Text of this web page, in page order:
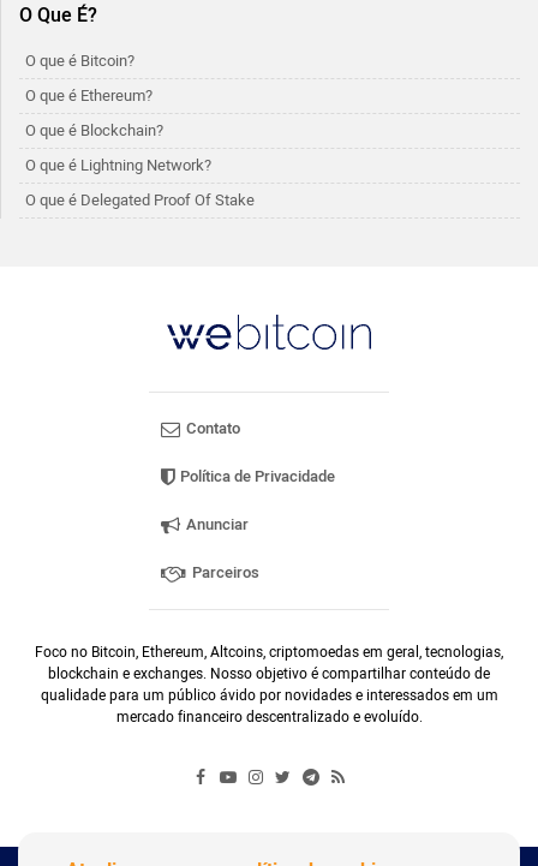
O Que É?
O que é Bitcoin?
O que é Ethereum?
O que é Blockchain?
O que é Lightning Network?
O que é Delegated Proof Of Stake
Contato
Política de Privacidade
Anunciar
Parceiros
Foco no Bitcoin, Ethereum, Altcoins, criptomoedas em geral, tecnologias,
blockchain e exchanges. Nosso objetivo é compartilhar conteúdo de
qualidade para um público ávido por novidades e interessados em um
mercado financeiro descentralizado e evoluído.